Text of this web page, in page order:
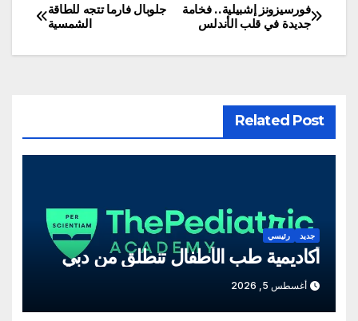
تصفّح
المقالات
جلوبال فارما تتجه للطاقة
الشمسية
فورسيزونز إشبيلية.. فخامة
جديدة في قلب الأندلس
Related Post
جديد رئيسي
أكاديمية طب الأطفال تنطلق من دبي
أغسطس 5, 2026